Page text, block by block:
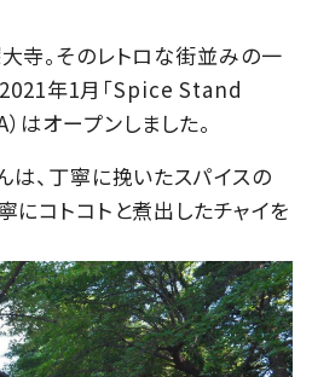
寺。そのレトロな街並みの一
2021年1月「Spice Stand
はオープンしました。
、丁寧に挽いたスパイスの
コトコトと煮出したチャイを